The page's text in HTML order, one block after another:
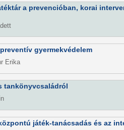
a prevencióban, korai
gyermekvédelem
Erika
tankönyvcsaládról
játék-tanácsadás és az